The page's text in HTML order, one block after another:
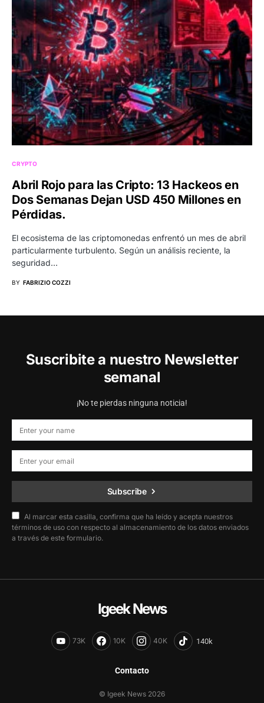
CRYPTO
Abril Rojo para las Cripto: 13 Hackeos en
Dos Semanas Dejan USD 450 Millones en
Pérdidas.
El ecosistema de las criptomonedas enfrentó un mes de abril
particularmente turbulento. Según un análisis reciente, la
seguridad…
BY FABRIZIO COZZI
Suscribite a nuestro Newsletter
semanal
¡No te pierdas ninguna noticia!
Subscribe
Al marcar esta casilla, confirma que ha leído y acepta nuestros
términos de uso con respecto al almacenamiento de los datos enviados
a través de este formulario.
Igeek News
73K 10K 40K
Contacto
© Igeek News 2026